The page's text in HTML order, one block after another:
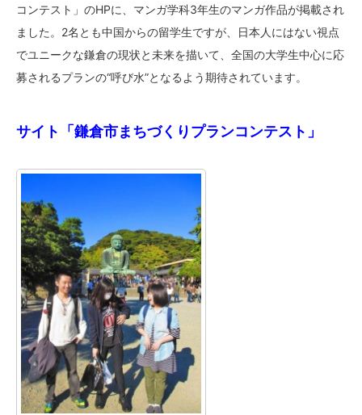
コンテスト」のHPに、マンガ学科3年生のマンガ作品が掲載され
ました。2名とも中国からの留学生ですが、日本人にはない視点
でユニークな鎌倉の現状と未来を描いて、全国の大学生中心に応
募されるプランの“呼び水”となるよう期待されています。
サイト「鎌倉市まちづくりプランコンテスト」